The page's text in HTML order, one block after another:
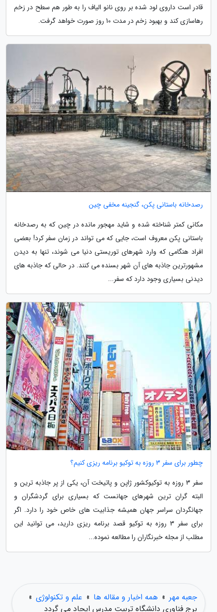
قادر است داروی لود شده بر روی نانو الیاف را به طور هم سطح در زخم
رهاسازی کند و بهبود زخم در مدت 10 روز صورت خواهد گرفت.
رصدخانه باستانی پکن، گنجینه مخفی چین
مکانی کمتر شناخته شده و شاید مهجور مانده در چین که به رصدخانه
باستانی پکن معروف است، جایی که می تواند در زمان سفر کرد! بعضی
افراد هنگامی که وارد شهرهای توریستی دنیا می شوند، تنها به دیدن
مشهورترین جاذبه های آن شهر بسنده می کنند. در حالی که جاذبه های
دیدنی بسیاری وجود دارد که سفر...
چطور برای سفر 3 روزه به توکیو برنامه ریزی کنیم؟
سفر 3 روزه به توکیوکشور ژاپن و پاتیخت آن، یکی از پر جاذبه ترین و
البته گران ترین شهرهای جهانست که بسیاری برای گردشگران و
جهانگردان سراسر جهان همیشه جذابیت های خاص خود را دارد. اگر
برای سفر 3 روزه به توکیو قصد برنامه ریزی دارید، می توانید این
مطلب از مجله خبرنگاران را مطالعه نموده...
جعبه مهر » همه اخبار و مقاله ها » علم و تکنولوژی »
برج فناوری دانشگاه تربیت مدرس ایجاد می گردد